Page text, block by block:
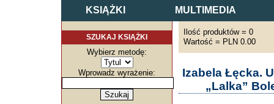
KSIĄŻKI MULTIMEDIA
SZUKAJ KSIĄŻKI
Wybierz metodę:
Wprowadz wyrażenie:
Ilość produktów = 0
Wartość = PLN 0.00
Izabela Łęcka.
„Lalka”